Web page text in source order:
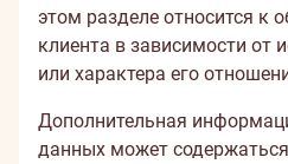
этом разделе относится к
клиента в зависимости от
или характера его
Дополнительная
данных может